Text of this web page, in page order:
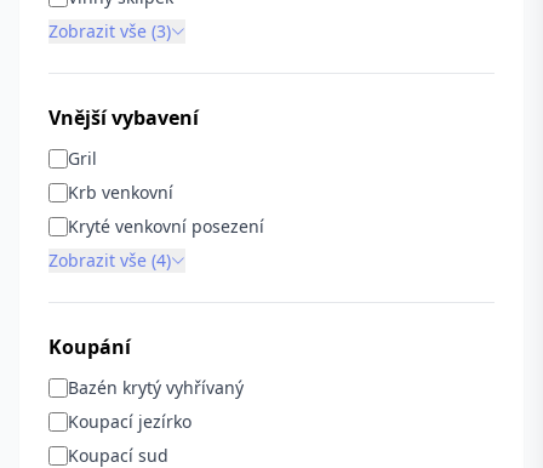
Zobrazit vše (3)
Vnější vybavení
Gril
Krb venkovní
Kryté venkovní posezení
Zobrazit vše (4)
Koupání
Bazén krytý vyhřívaný
Koupací jezírko
Koupací sud